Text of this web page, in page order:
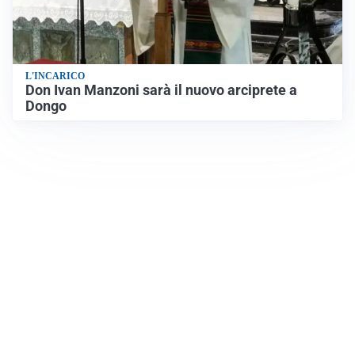
L'INCARICO
Don Ivan Manzoni sarà il nuovo arciprete a
Dongo